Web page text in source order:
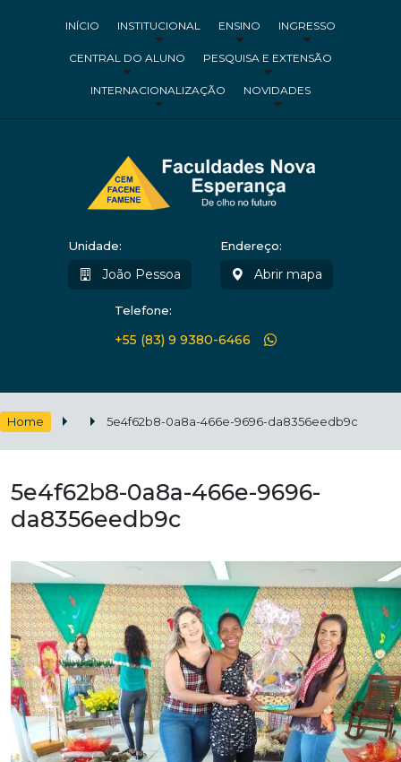
INÍCIO INSTITUCIONAL ENSINO INGRESSO
CENTRAL DO ALUNO PESQUISA E EXTENSÃO
INTERNACIONALIZAÇÃO NOVIDADES
Unidade:
João Pessoa
Endereço:
Abrir mapa
Telefone:
+55 (83) 9 9380-6466
Home 5e4f62b8-0a8a-466e-9696-da8356eedb9c
5e4f62b8-0a8a-466e-9696-
da8356eedb9c